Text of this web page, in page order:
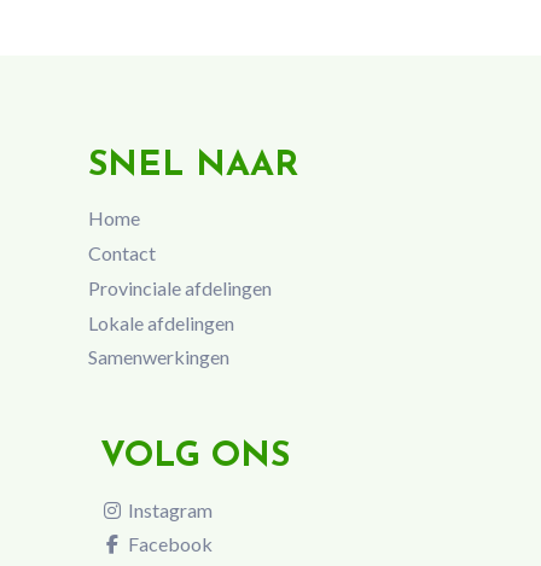
SNEL NAAR
Home
Contact
Provinciale afdelingen
Lokale afdelingen
Samenwerkingen
VOLG ONS
Instagram
Facebook